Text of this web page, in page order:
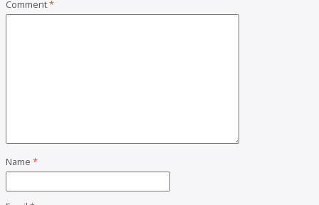
Comment*
Name *